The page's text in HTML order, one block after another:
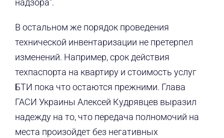
надзора”.
В остальном же порядок проведения
технической инвентаризации не претерпел
изменений. Например, срок действия
техпаспорта на квартиру и стоимость услуг
БТИ пока что остаются прежними. Глава
ГАСИ Украины Алексей Кудрявцев выразил
надежду на то, что передача полномочий на
места произойдет без негативных